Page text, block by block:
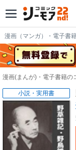
漫画（マンガ）・電子書
漫画(まんが)・電子書籍の
小説・実用書